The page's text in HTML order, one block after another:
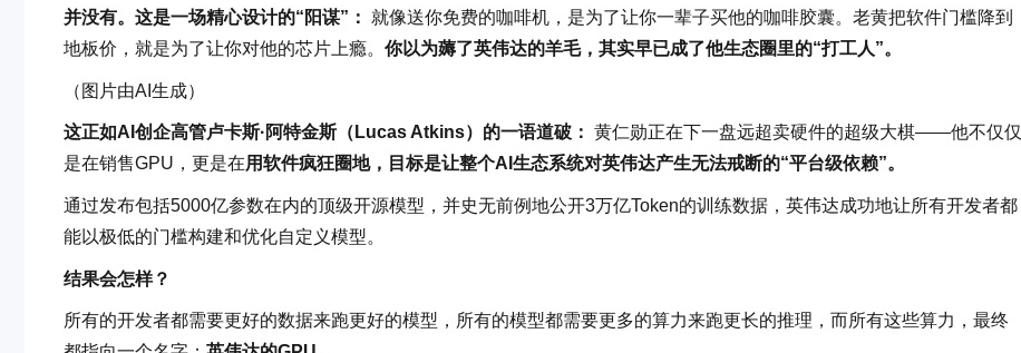
并没有。这是一场精心设计的“阳谋”：
就像送你免费的咖啡机，是为了让你一辈子买他的咖啡胶囊。老黄把软件门槛降到
地板价，就是为了让你对他的芯片上瘾。 你以为薅了英伟达的羊毛，其实早已成了他生态圈里的“打工人”。
（图片由AI生成）
这正如AI创企高管卢卡斯·阿特金斯（Lucas Atkins）的一语道破： 黄仁勋正在下一盘远超卖硬件的超级大棋——他不仅仅
是在销售GPU，更是在用软件疯狂圈地，目标是让整个AI生态系统对英伟达产生无法戒断的“平台级依赖”。
通过发布包括5000亿参数在内的顶级开源模型，并史无前例地公开3万亿Token的训练数据，英伟达成功地让所有开发者都
能以极低的门槛构建和优化自定义模型。
结果会怎样？
所有的开发者都需要更好的数据来跑更好的模型，所有的模型都需要更多的算力来跑更长的推理，而所有这些算力，最终